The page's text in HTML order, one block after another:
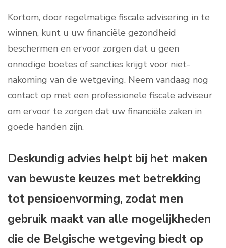
Kortom, door regelmatige fiscale advisering in te
winnen, kunt u uw financiële gezondheid
beschermen en ervoor zorgen dat u geen
onnodige boetes of sancties krijgt voor niet-
nakoming van de wetgeving. Neem vandaag nog
contact op met een professionele fiscale adviseur
om ervoor te zorgen dat uw financiële zaken in
goede handen zijn.
Deskundig advies helpt bij het maken
van bewuste keuzes met betrekking
tot pensioenvorming, zodat men
gebruik maakt van alle mogelijkheden
die de Belgische wetgeving biedt op